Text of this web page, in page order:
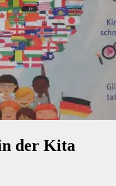
der Kita